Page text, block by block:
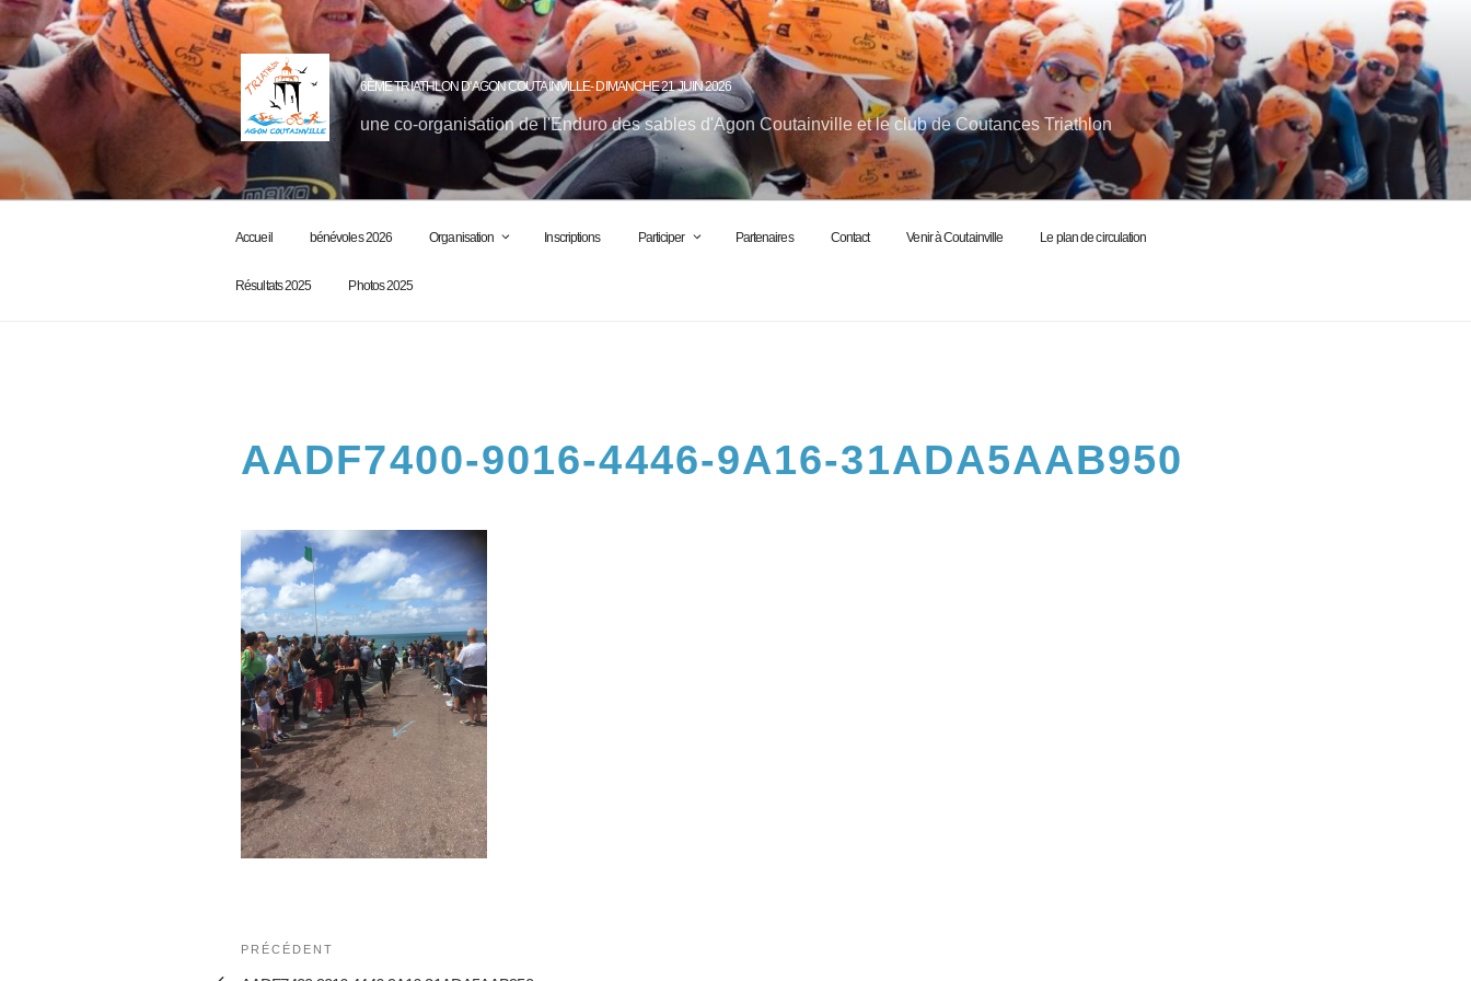
6ÈME TRIATHLON D'AGON COUTAINVILLE- DIMANCHE 21 JUIN 2026
une co-organisation de l'Enduro des sables d'Agon Coutainville et le club de Coutances Triathlon
Accueil bénévoles 2026 Organisation Inscriptions Participer Partenaires Contact Venir à Coutainville Le plan de circulation
Résultats 2025 Photos 2025
AADF7400-9016-4446-9A16-31ADA5AAB950
PRÉCÉDENT